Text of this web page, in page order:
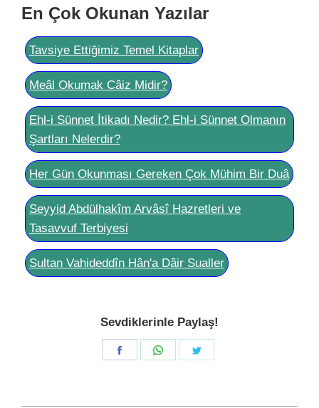
En Çok Okunan Yazılar
Tavsiye Ettiğimiz Temel Kitaplar
Meâl Okumak Câiz Midir?
Ehl-i Sünnet İtikadı Nedir? Ehl-i Sünnet Olmanın
Şartları Nelerdir?
Her Gün Okunması Gereken Çok Mühim Bir Duâ
Seyyid Abdülhakîm Arvâsî Hazretleri ve
Tasavvuf Terbiyesi
Sultan Vahideddîn Hân'a Dâir Sualler
Sevdiklerinle Paylaş!
Share
Share